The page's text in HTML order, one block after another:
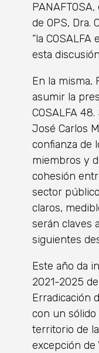
de OPS, Dra.
“la
esta
En la misma,
asumir la
COSALFA
José Carlos
confianza de
miembros y
cohesión
sector
claros,
serán claves
siguientes
Este año da
2021-2025
Erradicación
con un sólido
territorio de
excepción de